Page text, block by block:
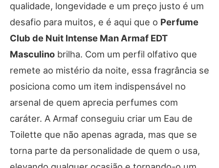
qualidade, longevidade e um preço justo é um
desafio para muitos, e é aqui que o Perfume
Club de Nuit Intense Man Armaf EDT
Masculino brilha. Com um perfil olfativo que
remete ao mistério da noite, essa fragrância se
posiciona como um item indispensável no
arsenal de quem aprecia perfumes com
caráter. A Armaf conseguiu criar um Eau de
Toilette que não apenas agrada, mas que se
torna parte da personalidade de quem o usa,